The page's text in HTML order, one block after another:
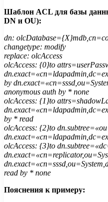
Шаблон ACL для базы
DN и OU):
dn:
changetype: modify
replace: olcAccess
olcAccess: {0}to
by
anonymous auth by * none
olcAccess: {1}to
by * read
olcAccess: {2}to
olcAccess: {3}to
read by * none
Пояснения к примеру: